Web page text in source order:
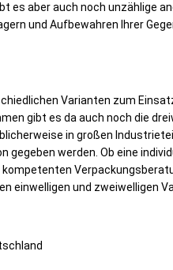
es aber auch noch unzählige
und Aufbewahren Ihrer
Varianten zum
gibt es da auch noch die
in großen
gegeben werden. Ob eine
einwelligen und zweiwelligen